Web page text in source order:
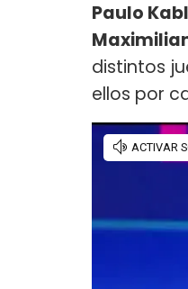
Paulo
distintos
ellos por